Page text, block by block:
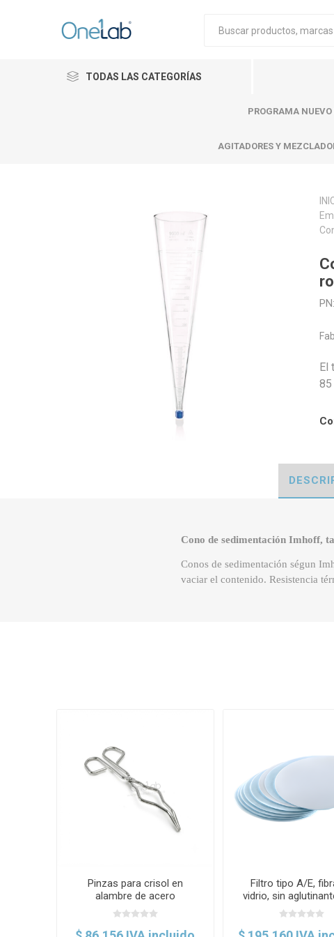
TODAS LAS CATEGORÍAS
PROGRAMA NUEVO
Merck Mettler
AGITADORES Y
PN:
El
85
Cono de sedimentación Imhoff,
Conos de sedimentación ségun
vaciar el contenido. Resistencia
Pinzas para crisol en
alambre de acero
inoxidable. Labscient
Filtro tipo A/E,
vidrio, sin
mm, x 100 Uds.